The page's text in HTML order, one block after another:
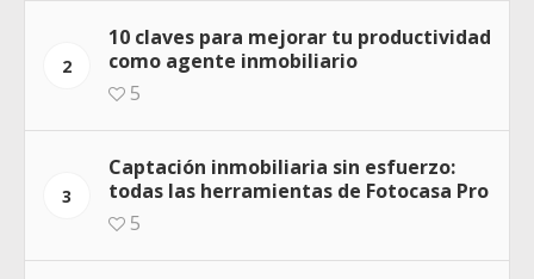
2
10 claves para mejorar tu productividad
como agente inmobiliario
5
3
Captación inmobiliaria sin esfuerzo:
todas las herramientas de Fotocasa Pro
5